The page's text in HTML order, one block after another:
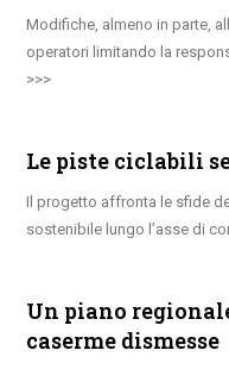
Modifiche, almeno in parte,
operatori limitando la
Le piste ciclabili
Il progetto affronta le sfide
sostenibile lungo l’asse di
Un piano
caserme dismesse